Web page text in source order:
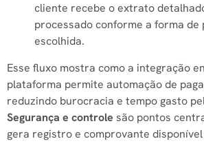
cliente recebe o extrato
processado conforme a forma de
escolhida.
Esse fluxo mostra como a integração
plataforma permite automação de
reduzindo burocracia e tempo gasto
Segurança e controle são pontos
gera registro e comprovante